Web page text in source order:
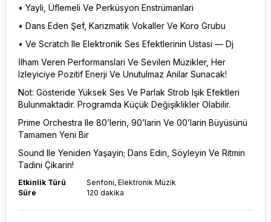
• Yayli, Üflemeli Ve Perküsyon Enstrümanlari
• Dans Eden Şef, Karizmatik Vokaller Ve Koro Grubu
• Ve Scratch Ile Elektronik Ses Efektlerinin Ustasi — Dj
İlham Veren Performanslari Ve Sevilen Müzikler, Her
Izleyiciye Pozitif Enerji Ve Unutulmaz Anilar Sunacak!
Not: Gösteride Yüksek Ses Ve Parlak Strob Işik Efektleri
Bulunmaktadir. Programda Küçük Değişiklikler Olabilir.
Prime Orchestra Ile 80’lerin, 90’larin Ve 00’larin Büyüsünü
Tamamen Yeni Bir
Sound Ile Yeniden Yaşayin; Dans Edin, Söyleyin Ve Ritmin
Tadini Çikarin!
Etkinlik Türü
Senfoni, Elektronik Müzik
Süre
120 dakika